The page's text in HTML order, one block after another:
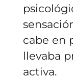
cabe en
llevaba
activa.